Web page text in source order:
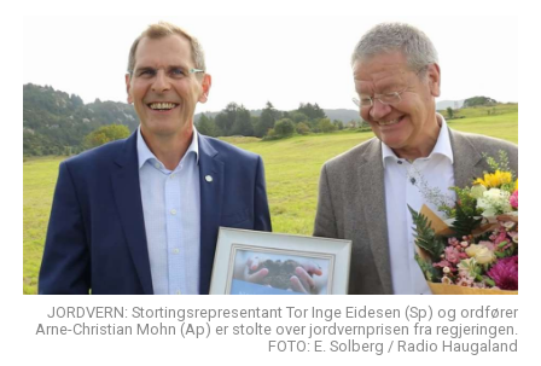
JORDVERN: Stortingsrepresentant Tor Inge Eidesen (Sp) og ordfører
Arne-Christian Mohn (Ap) er stolte over jordvernprisen fra regjeringen.
FOTO: E. Solberg / Radio Haugaland